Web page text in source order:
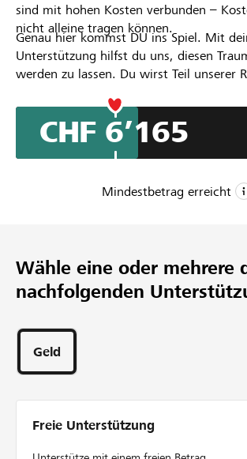
Anmelden
Registrieren
FR IT
sind mit hohen Kosten verbunden –
nicht alleine tragen können.
Genau hier kommst DU ins Spiel. Mit
Unterstützung hilfst du uns, diesen
werden zu lassen. Du wirst Teil unserer
zeigen, was mit Vertrauen, Teamgeist
möglich ist.
CHF 6’165
Mindestbetrag erreicht
CHF 16’000
Wunschbetrag
Unterstützungen
14
Tage
Wähle eine oder mehrere
nachfolgenden
Geld
Freie Unterstützung